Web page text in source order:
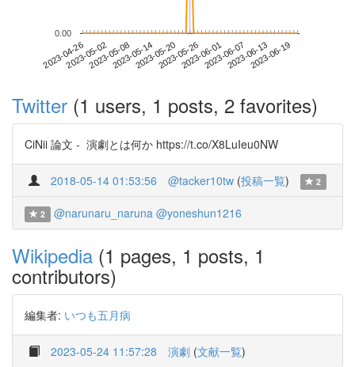
2023-04-262023-05-022023-05-082023-05-142023-05-202023-05-262023-06-012023-06-072023-06-132023-06-19
0.00
Twitter (1 users, 1 posts, 2 favorites)
CiNii 論文 - 演劇とは何か https://t.co/X8LuIeu0NW
2018-05-14 01:53:56 @tacker10tw (投稿一覧) 2
2 @narunaru_naruna @yoneshun1216
Wikipedia (1 pages, 1 posts, 1
contributors)
編集者: いつも五月病
2023-05-24 11:57:28 演劇 (文献一覧)